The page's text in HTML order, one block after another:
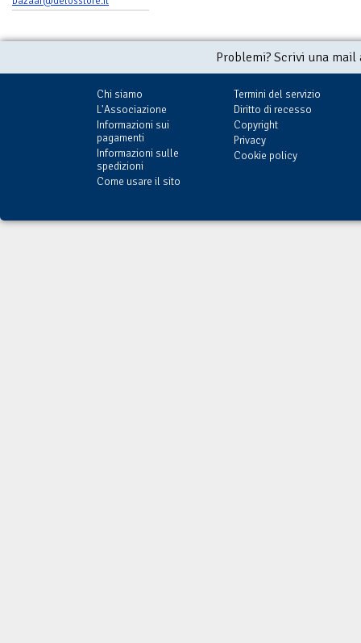
Problemi? Scrivi una
Chi siamo
L'Associazione
Informazioni sui
pagamenti
Informazioni sulle
spedizioni
Come usare il sito
Termini del servizio
Diritto di recesso
Copyright
Privacy
Cookie policy